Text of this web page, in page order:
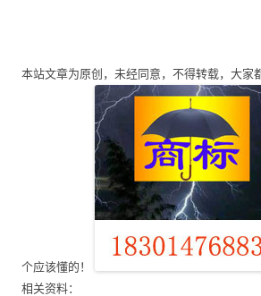
本站文章为原创，未经同意，不得转载，大家
个应该懂的！
相关资料：